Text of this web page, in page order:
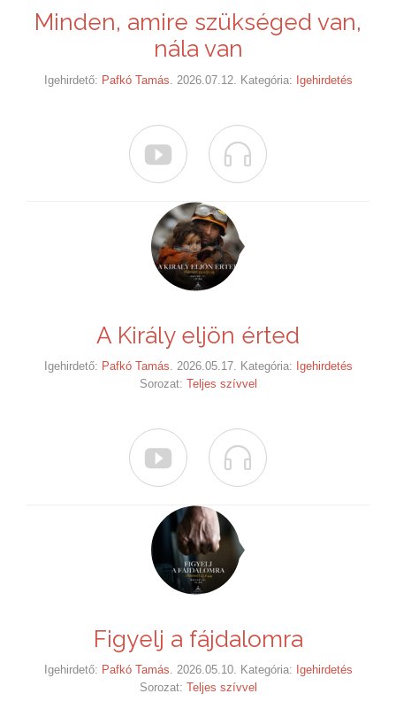
Minden, amire szükséged van,
nála van
Igehirdető: Pafkó Tamás . 2026.07.12. Kategória: Igehirdetés
 
A Király eljön érted
Igehirdető: Pafkó Tamás . 2026.05.17. Kategória: Igehirdetés
Sorozat: Teljes szívvel
 
Figyelj a fájdalomra
Igehirdető: Pafkó Tamás. 2026.05.10. Kategória: Igehirdetés
Sorozat: Teljes szívvel